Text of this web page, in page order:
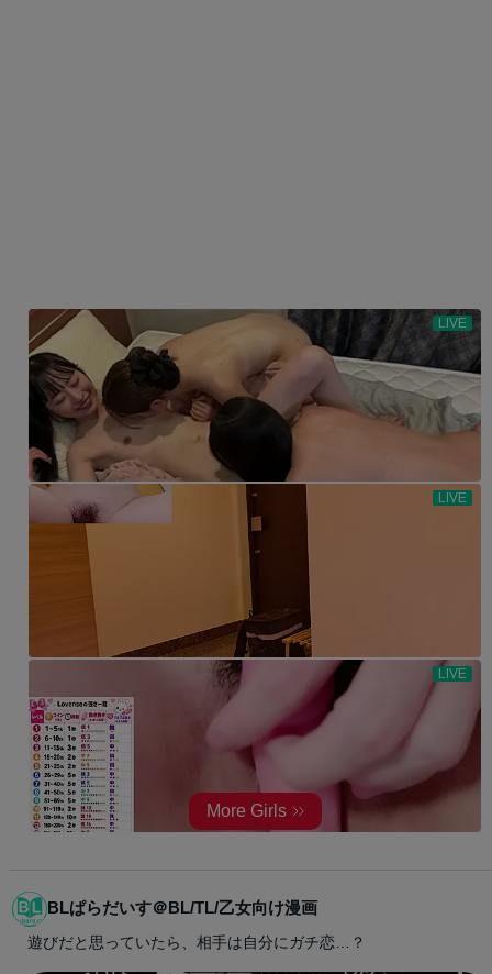
BLぱらだいす＠BL/TL/乙女向け漫画
遊びだと思っていたら、相手は自分にガチ恋…？